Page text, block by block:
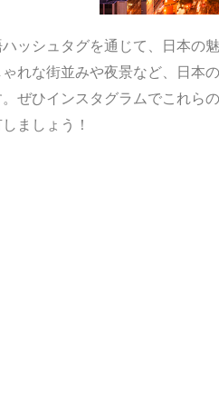
ッシュタグを通じて、日本の
れな街並みや夜景など、日本
ぜひインスタグラムでこれら
ましょう！